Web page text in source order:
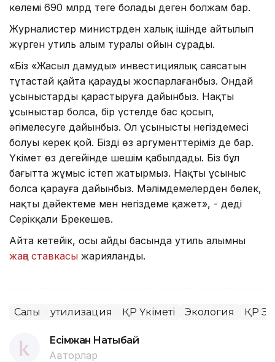
көлемі 690 млрд теңге болады деген болжам бар.
Журналистер министрден халық ішінде айтылып
жүрген утиль алым туралы ойын сұрады.
«Біз «Жасыл дамудың» инвестициялық саясатын
тұтастай қайта қарауды жоспарлағанбыз. Ондай
ұсыныстарды қарастыруға дайынбыз. Нақты
ұсыныстар болса, бір үстелде бас қосып,
әңгімелесуге дайынбыз. Ол ұсыныстың негіздемесі
болуы керек қой. Біздің өз аргументтеріміз де бар.
Үкімет өз деңгейінде шешім қабылдады. Біз бұл
бағытта жұмыс істеп жатырмыз. Нақты ұсыныс
болса қарауға дайынбыз. Мәлімдемелерден бөлек,
нақты дәйектеме мен негіздеме қажет», - деді
Серікқали Брекешев.
Айта кетейік, осы айдың басында утиль алымның
жаңа ставкасы жарияланды.
Салық утилизация ҚР Үкіметі Экология ҚР
Есімжан Нақтыбай
Авторлар